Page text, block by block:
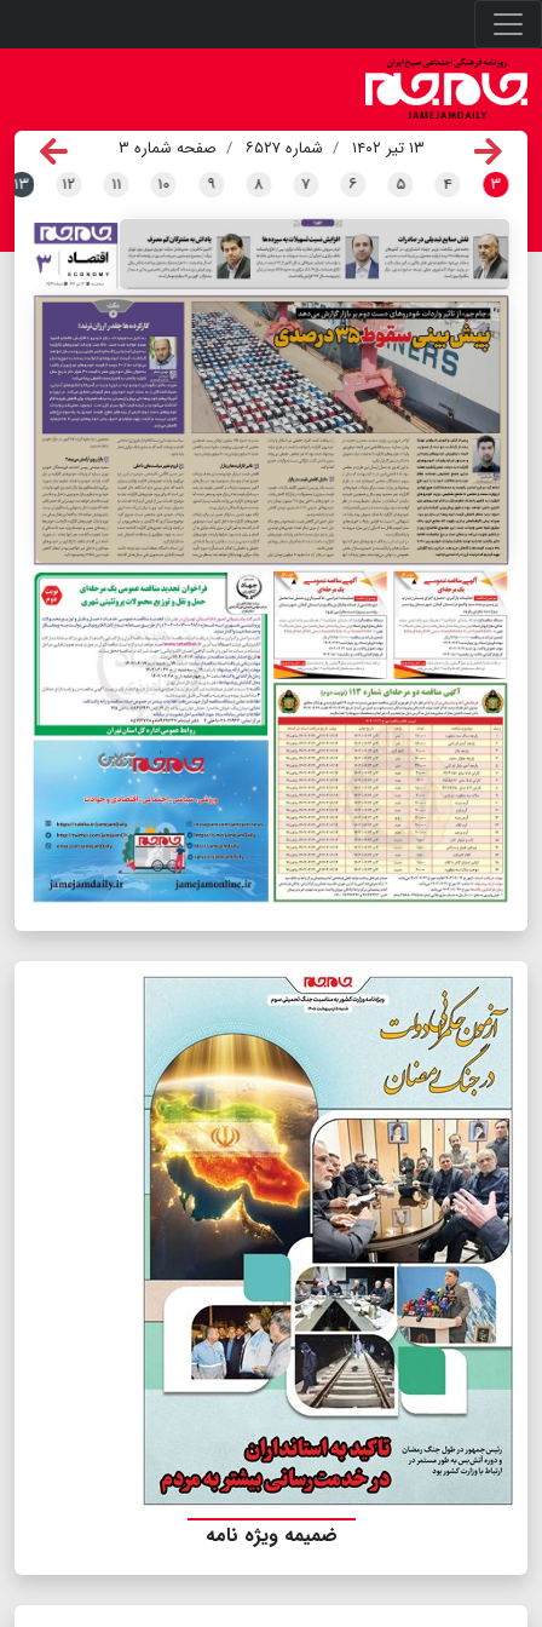
۱۳ تیر ۱۴۰۲ شماره ۶۵۲۷
صفحه شماره ۳
۳ ۴ ۵ ۶ ۷ ۸ ۹ ۱۰ ۱۱ ۱۲ ۱۳
ضمیمه ویژه نامه